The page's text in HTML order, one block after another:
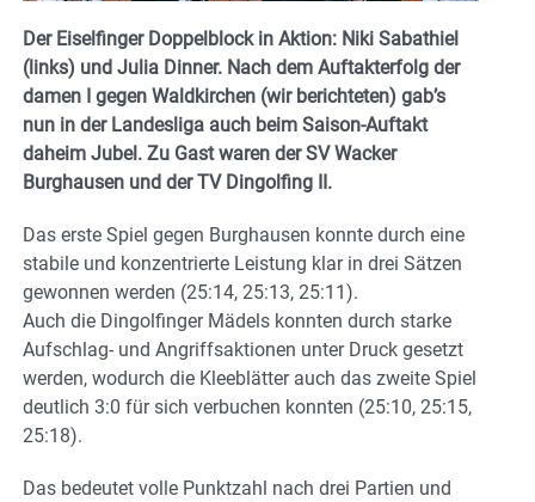
Der Eiselfinger Doppelblock in Aktion: Niki Sabathiel
(links) und Julia Dinner. Nach dem Auftakterfolg der
damen I gegen Waldkirchen (wir berichteten) gab’s
nun in der Landesliga auch beim Saison-Auftakt
daheim Jubel. Zu Gast waren der SV Wacker
Burghausen und der TV Dingolfing II.
Das erste Spiel gegen Burghausen konnte durch eine
stabile und konzentrierte Leistung klar in drei Sätzen
gewonnen werden (25:14, 25:13, 25:11).
Auch die Dingolfinger Mädels konnten durch starke
Aufschlag- und Angriffsaktionen unter Druck gesetzt
werden, wodurch die Kleeblätter auch das zweite Spiel
deutlich 3:0 für sich verbuchen konnten (25:10, 25:15,
25:18).
Das bedeutet volle Punktzahl nach drei Partien und